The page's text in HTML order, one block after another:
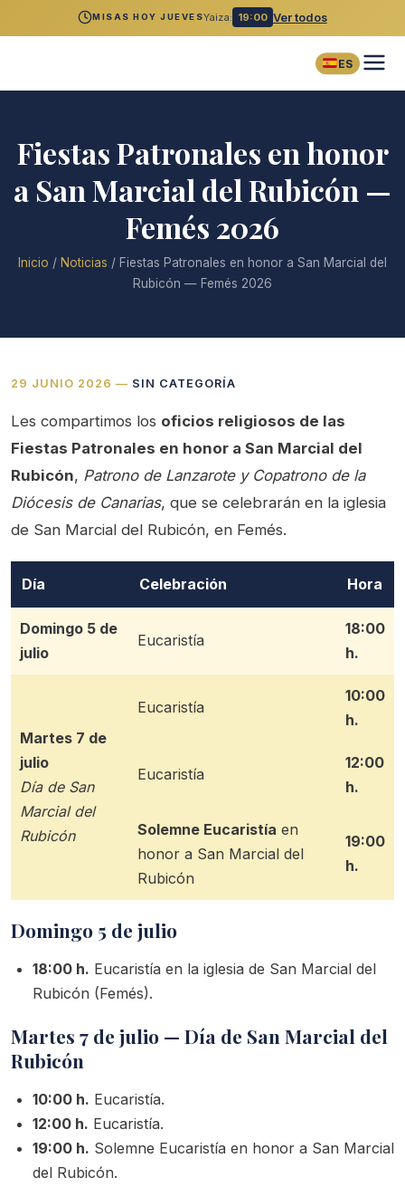
MISAS HOY JUEVESYaiza: 19:00 Ver todos
ES
Fiestas Patronales en honor
a San Marcial del Rubicón —
Femés 2026
Inicio / Noticias / Fiestas Patronales en honor a San Marcial del
Rubicón — Femés 2026
29 JUNIO 2026 — SIN CATEGORÍA
Les compartimos los oficios religiosos de las
Fiestas Patronales en honor a San Marcial del
Rubicón, Patrono de Lanzarote y Copatrono de la
Diócesis de Canarias, que se celebrarán en la iglesia
de San Marcial del Rubicón, en Femés.
Día Celebración Hora
Domingo 5 de
julio
Eucaristía
18:00
h.
Martes 7 de
julio
Día de San
Marcial del
Rubicón
Eucaristía
10:00
h.
Eucaristía
12:00
h.
Solemne Eucaristía en
honor a San Marcial del
Rubicón
19:00
h.
Domingo 5 de julio
18:00 h. Eucaristía en la iglesia de San Marcial del
Rubicón (Femés).
Martes 7 de julio — Día de San Marcial del
Rubicón
10:00 h. Eucaristía.
12:00 h. Eucaristía.
19:00 h. Solemne Eucaristía en honor a San Marcial
del Rubicón.